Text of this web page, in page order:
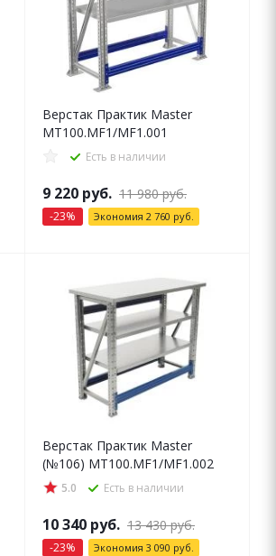
Верстак Практик Master
MT100.MF1/MF1.001
Есть в наличии
9 220 руб. 11 980руб.
-23% Экономия 2 760 руб.
Верстак Практик Master
(№106) MT100.MF1/MF1.002
5.0 Есть в наличии
10 340 руб. 13 430руб.
-23% Экономия 3 090 руб.